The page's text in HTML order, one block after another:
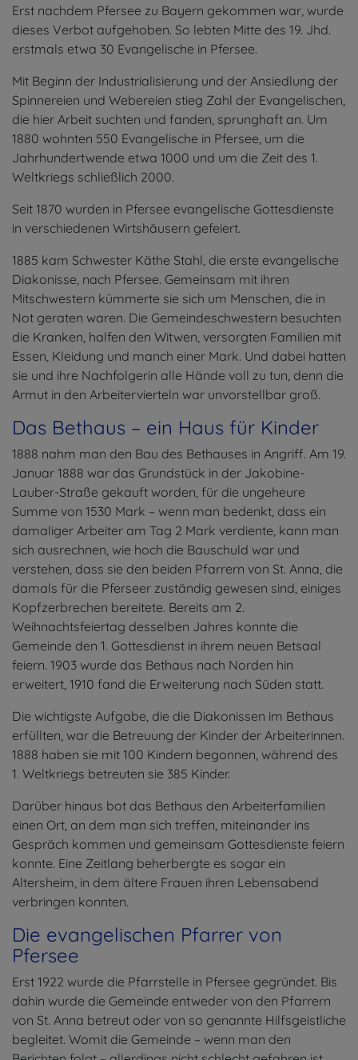
Erst nachdem Pfersee zu Bayern gekommen war, wurde
dieses Verbot aufgehoben. So lebten Mitte des 19. Jhd.
erstmals etwa 30 Evangelische in Pfersee.
Mit Beginn der Industrialisierung und der Ansiedlung der
Spinnereien und Webereien stieg Zahl der Evangelischen,
die hier Arbeit suchten und fanden, sprunghaft an. Um
1880 wohnten 550 Evangelische in Pfersee, um die
Jahrhundertwende etwa 1000 und um die Zeit des 1.
Weltkriegs schließlich 2000.
Seit 1870 wurden in Pfersee evangelische Gottesdienste
in verschiedenen Wirtshäusern gefeiert.
1885 kam Schwester Käthe Stahl, die erste evangelische
Diakonisse, nach Pfersee. Gemeinsam mit ihren
Mitschwestern kümmerte sie sich um Menschen, die in
Not geraten waren. Die Gemeindeschwestern besuchten
die Kranken, halfen den Witwen, versorgten Familien mit
Essen, Kleidung und manch einer Mark. Und dabei hatten
sie und ihre Nachfolgerin alle Hände voll zu tun, denn die
Armut in den Arbeitervierteln war unvorstellbar groß.
Das Bethaus – ein Haus für Kinder
1888 nahm man den Bau des Bethauses in Angriff. Am 19.
Januar 1888 war das Grundstück in der Jakobine-
Lauber-Straße gekauft worden, für die ungeheure
Summe von 1530 Mark – wenn man bedenkt, dass ein
damaliger Arbeiter am Tag 2 Mark verdiente, kann man
sich ausrechnen, wie hoch die Bauschuld war und
verstehen, dass sie den beiden Pfarrern von St. Anna, die
damals für die Pferseer zuständig gewesen sind, einiges
Kopfzerbrechen bereitete. Bereits am 2.
Weihnachtsfeiertag desselben Jahres konnte die
Gemeinde den 1. Gottesdienst in ihrem neuen Betsaal
feiern. 1903 wurde das Bethaus nach Norden hin
erweitert, 1910 fand die Erweiterung nach Süden statt.
Die wichtigste Aufgabe, die die Diakonissen im Bethaus
erfüllten, war die Betreuung der Kinder der Arbeiterinnen.
1888 haben sie mit 100 Kindern begonnen, während des
1. Weltkriegs betreuten sie 385 Kinder.
Darüber hinaus bot das Bethaus den Arbeiterfamilien
einen Ort, an dem man sich treffen, miteinander ins
Gespräch kommen und gemeinsam Gottesdienste feiern
konnte. Eine Zeitlang beherbergte es sogar ein
Altersheim, in dem ältere Frauen ihren Lebensabend
verbringen konnten.
Die evangelischen Pfarrer von
Pfersee
Erst 1922 wurde die Pfarrstelle in Pfersee gegründet. Bis
dahin wurde die Gemeinde entweder von den Pfarrern
von St. Anna betreut oder von so genannte Hilfsgeistliche
begleitet. Womit die Gemeinde – wenn man den